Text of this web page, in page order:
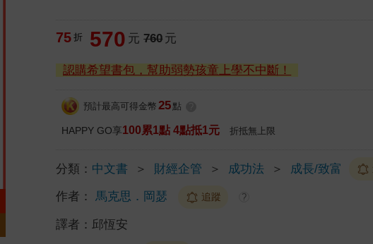
75 折 570 元 760 元
認購希望書包，幫助弱勢孩童上學不中斷！
預計最高可得金幣 25 點
HAPPY GO享100累1點 4點抵1元 折抵無上限
分類： 中文書 ＞ 財經企管 ＞ 成功法 ＞ 成長/致富
作者： 馬克思．岡瑟 追蹤 ?
譯者： 邱恆安